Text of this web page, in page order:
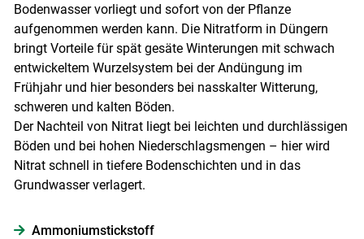
Bodenwasser vorliegt und sofort von der Pflanze
aufgenommen werden kann. Die Nitratform in Düngern
bringt Vorteile für spät gesäte Winterungen mit schwach
entwickeltem Wurzelsystem bei der Andüngung im
Frühjahr und hier besonders bei nasskalter Witterung,
schweren und kalten Böden.
Der Nachteil von Nitrat liegt bei leichten und durchlässigen
Böden und bei hohen Niederschlagsmengen – hier wird
Nitrat schnell in tiefere Bodenschichten und in das
Grundwasser verlagert.
Ammonium­stickstoff